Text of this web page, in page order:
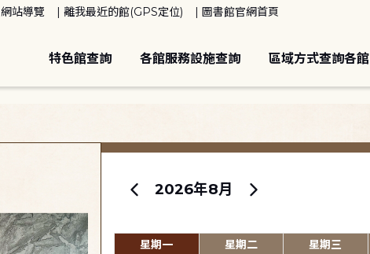
網站導覽 離我最近的館(GPS定位) 圖書館官網首頁
特色館查詢 各館服務設施查詢 區域方式查詢各館
2026年8月
星期一 星期二 星期三